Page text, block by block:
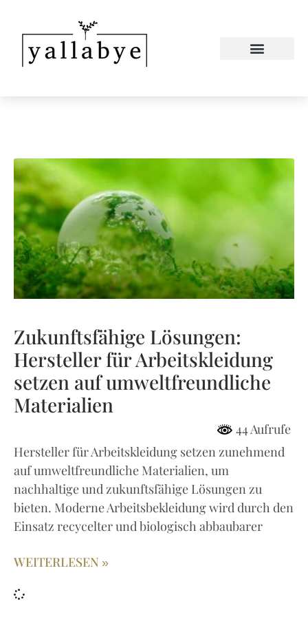
Zukunftsfähige Lösungen:
Hersteller für Arbeitskleidung
setzen auf umweltfreundliche
Materialien
44 Aufrufe
Hersteller für Arbeitskleidung setzen zunehmend
auf umweltfreundliche Materialien, um
nachhaltige und zukunftsfähige Lösungen zu
bieten. Moderne Arbeitsbekleidung wird durch den
Einsatz recycelter und biologisch abbaubarer
WEITERLESEN »